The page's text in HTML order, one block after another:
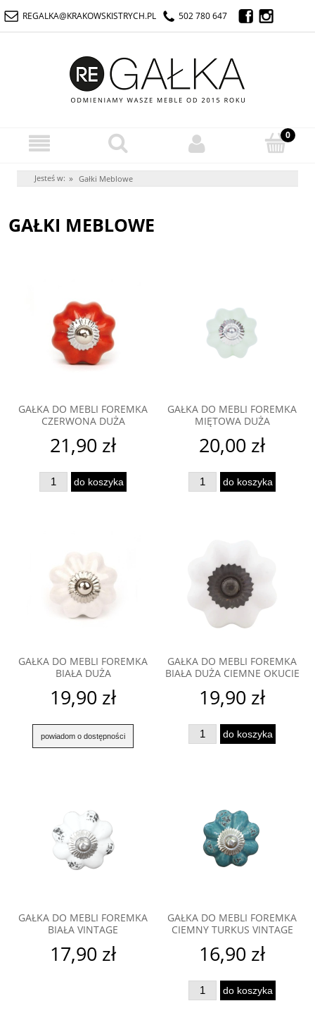
REGALKA@KRAKOWSKISTRYCH.PL 502 780 647
Jesteś w: » Gałki Meblowe
GAŁKI MEBLOWE
GAŁKA DO MEBLI FOREMKA
CZERWONA DUŻA
21,90 zł
do koszyka
GAŁKA DO MEBLI FOREMKA
MIĘTOWA DUŻA
20,00 zł
do koszyka
GAŁKA DO MEBLI FOREMKA
BIAŁA DUŻA
19,90 zł
powiadom o dostępności
GAŁKA DO MEBLI FOREMKA
BIAŁA DUŻA CIEMNE OKUCIE
19,90 zł
do koszyka
GAŁKA DO MEBLI FOREMKA
BIAŁA VINTAGE
17,90 zł
GAŁKA DO MEBLI FOREMKA
CIEMNY TURKUS VINTAGE
16,90 zł
do koszyka